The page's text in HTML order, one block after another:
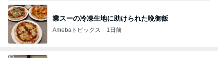
業スーの冷凍生地に助けられた晩御飯
Amebaトピックス 1日前